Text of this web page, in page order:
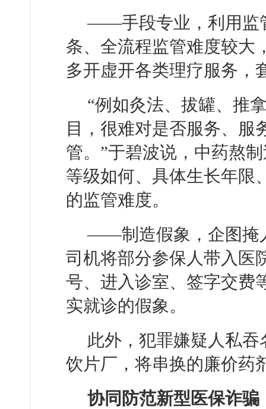
——手段专业，利用监
条、全流程监管难度较大
多开虚开各类理疗服务，
“例如灸法、拔罐、推
目，很难对是否服务、服
管。”于碧波说，中药熬
等级如何、具体生长年限
的监管难度。
——制造假象，企图掩
司机将部分参保人带入医
号、进入诊室、签字交费
实就诊的假象。
此外，犯罪嫌疑人私
饮片厂，将串换的廉价药
协同防范新型医保诈骗